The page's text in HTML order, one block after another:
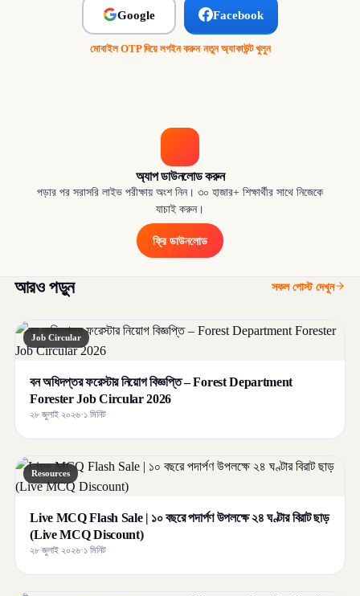
Google Facebook
মোবাইল OTP দিয়ে লগইন করুন·নতুন অ্যাকাউন্ট খুলুন
অ্যাপ ডাউনলোড করুন
পড়ার পর সরাসরি লাইভ পরীক্ষায় অংশ নিন। ৩০ হাজার+ শিক্ষার্থীর সাথে নিজেকে
যাচাই করুন।
ফ্রি ডাউনলোড
আরও পড়ুন সকল পোস্ট দেখুন
Job Circular
বন অধিদপ্তর ফরেস্টার নিয়োগ বিজ্ঞপ্তি – Forest Department
Forester Job Circular 2026
২৮ জুলাই ২০২৬·১ মিনিট
Resources
Live MCQ Flash Sale | ১০ বছরে পদার্পণ উপলক্ষে ২৪ ঘণ্টার বিরাট ছাড়
(Live MCQ Discount)
২৮ জুলাই ২০২৬·১ মিনিট